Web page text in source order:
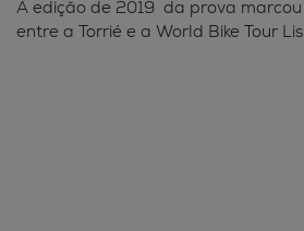
A edição de 2019 da prova
entre a Torrié e a World Bike Tour